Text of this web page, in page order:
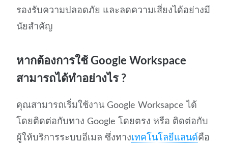
รองรับความปลอดภัย และลดความเสี่ยงได้อย่างมี
นัยสำคัญ
หากต้องการใช้ Google Workspace
สามารถได้ทำอย่างไร ?
คุณสามารถเริ่มใช้งาน Google Worksapce ได้
โดยติดต่อกับทาง Google โดยตรง หรือ ติดต่อกับ
ผู้ให้บริการระบบอีเมล ซึ่งทางเทคโนโลยีแลนด์คือ